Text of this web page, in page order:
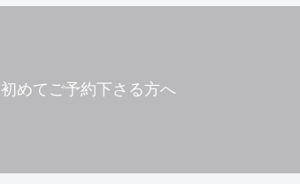
初めてご予約下さる方へ